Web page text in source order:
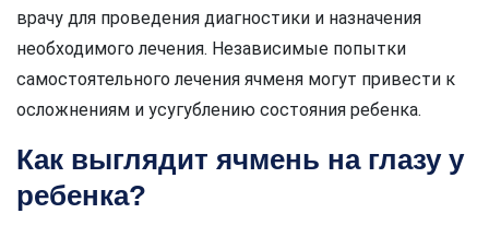
врачу для проведения диагностики и назначения
необходимого лечения. Независимые попытки
самостоятельного лечения ячменя могут привести к
осложнениям и усугублению состояния ребенка.
Как выглядит ячмень на глазу у
ребенка?